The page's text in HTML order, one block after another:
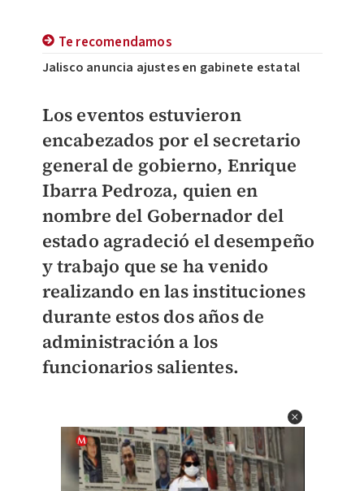
Te recomendamos
Jalisco anuncia ajustes en gabinete estatal
Los eventos estuvieron
encabezados por el secretario
general de gobierno, Enrique
Ibarra Pedroza, quien en
nombre del Gobernador del
estado agradeció el desempeño
y trabajo que se ha venido
realizando en las instituciones
durante estos dos años de
administración a los
funcionarios salientes.